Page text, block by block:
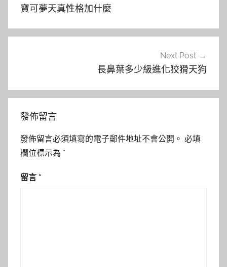
覽
寶可夢天真性格加什麼
Next Post
長鼻葉多少級進化狡猾天狗
發佈留言
發佈留言必須填寫的電子郵件地址不會公開。 必填
欄位標示為 *
留言 *